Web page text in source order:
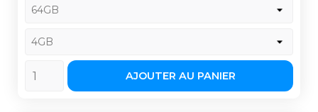
AJOUTER AU PANIER